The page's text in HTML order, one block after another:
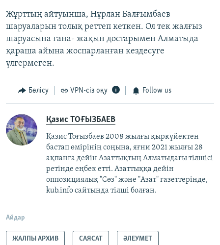
Жұрттың айтуынша, Нұрлан Балғымбаев
шаруаларын толық реттеп кеткен. Ол тек жалғыз
шаруасына ғана- жақын достарымен Алматыда
қараша айына жоспарланған кездесуге
үлгермеген.
Бөлісу VPN-сіз оқу Follow us
Қазис ТОҒЫЗБАЕВ
Қазис Тоғызбаев 2008 жылғы қыркүйектен
бастап өмірінің соңына, яғни 2021 жылғы 28
ақпанға дейін Азаттықтың Алматыдағы тілшісі
ретінде еңбек етті. Азаттыққа дейін
оппозициялық "Сөз" және "Азат" газеттерінде,
kub.info сайтында тілші болған.
Айдар
ЖАЛПЫ АРХИВ САЯСАТ ӘЛЕУМЕТ